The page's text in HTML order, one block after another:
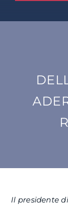
Il presidente